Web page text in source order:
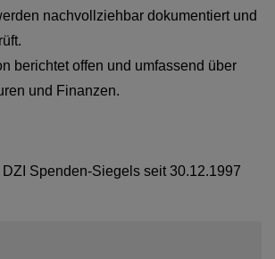
nachvollziehbar dokumentiert und
berichtet offen und umfassend über
und Finanzen.
Spenden-Siegels seit 30.12.1997